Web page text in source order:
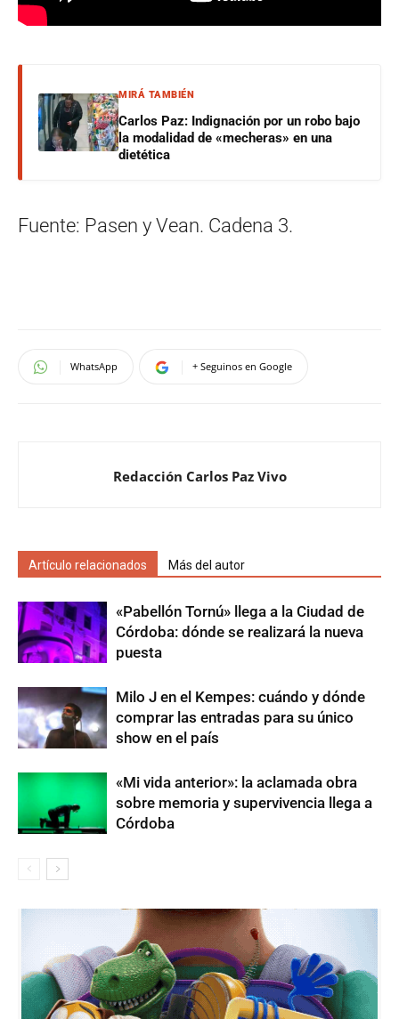
MIRÁ TAMBIÉN
Carlos Paz: Indignación por un robo bajo
la modalidad de «mecheras» en una
dietética
Fuente: Pasen y Vean. Cadena 3.
WhatsApp + Seguinos en Google
Redacción Carlos Paz Vivo
Artículo relacionados Más del autor
«Pabellón Tornú» llega a la Ciudad de
Córdoba: dónde se realizará la nueva
puesta
Milo J en el Kempes: cuándo y dónde
comprar las entradas para su único
show en el país
«Mi vida anterior»: la aclamada obra
sobre memoria y supervivencia llega a
Córdoba